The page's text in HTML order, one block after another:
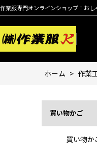
作業服専門オンラインショップ！お
ホーム > 作業
買い物かご
買い物か